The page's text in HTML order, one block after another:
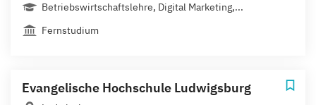
Betriebswirtschaftslehre, Digital Marketing,...
Fernstudium
Evangelische Hochschule Ludwigsburg